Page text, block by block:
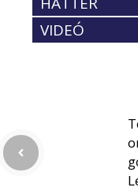
VIDEÓ